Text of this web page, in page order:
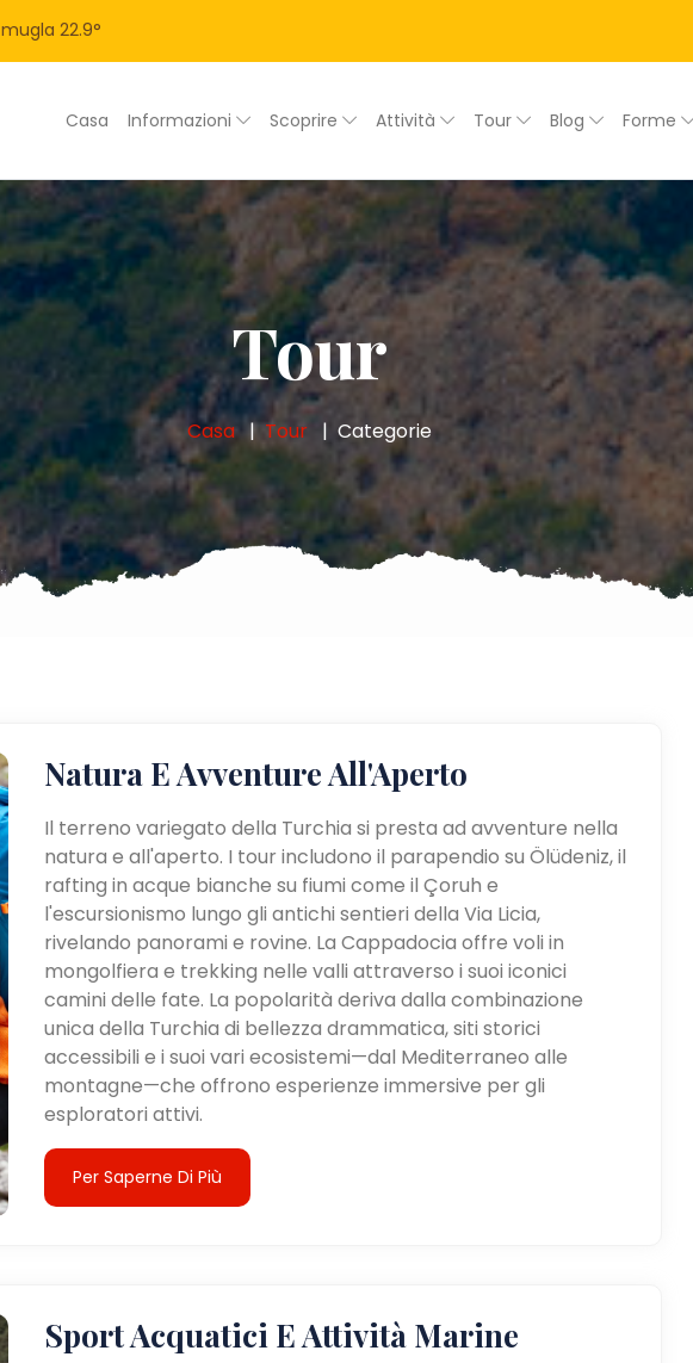
mugla 22.9°
Casa Informazioni Scoprire Attività Tour Blog Forme
Tour
Casa Tour Categorie
Natura E Avventure All'Aperto
Il terreno variegato della Turchia si presta ad avventure nella
natura e all'aperto. I tour includono il parapendio su Ölüdeniz, il
rafting in acque bianche su fiumi come il Çoruh e
l'escursionismo lungo gli antichi sentieri della Via Licia,
rivelando panorami e rovine. La Cappadocia offre voli in
mongolfiera e trekking nelle valli attraverso i suoi iconici
camini delle fate. La popolarità deriva dalla combinazione
unica della Turchia di bellezza drammatica, siti storici
accessibili e i suoi vari ecosistemi—dal Mediterraneo alle
montagne—che offrono esperienze immersive per gli
esploratori attivi.
Per Saperne Di Più
Sport Acquatici E Attività Marine